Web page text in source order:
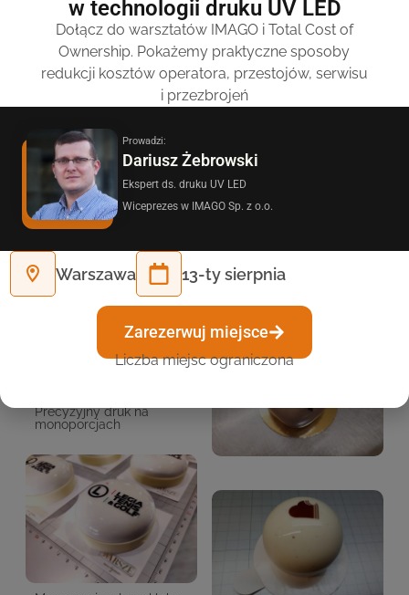
Słodycze na święta
Precyzyjny druk na
monoporcjach
w technologii druku UV LED
Dołącz do warsztatów IMAGO i Total Cost of
Ownership. Pokażemy praktyczne sposoby
redukcji kosztów operatora, przestojów, serwisu
i przezbrojeń
Prowadzi:
Dariusz Żebrowski
Ekspert ds. druku UV LED
Wiceprezes w IMAGO Sp. z o.o.
Warszawa 13-ty sierpnia
Zarezerwuj miejsce
Liczba miejsc ograniczona